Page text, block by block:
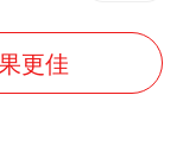
我们说话吗
更佳